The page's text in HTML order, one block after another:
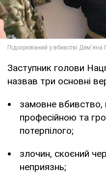
Заступник голови
назвав три основні
замовне вбивство,
професійною та
потерпілого;
злочин, скоєний
неприязнь;